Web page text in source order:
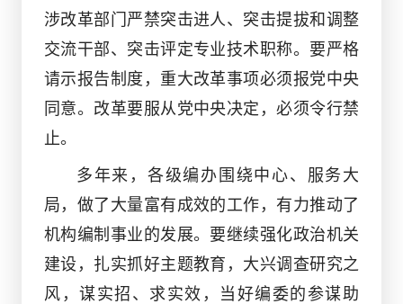
涉改革部门严禁突击进人、突击提拔和调整
交流干部、突击评定专业技术职称。要严格
请示报告制度，重大改革事项必须报党中央
同意。改革要服从党中央决定，必须令行禁
止。
多年来，各级编办围绕中心、服务大
局，做了大量富有成效的工作，有力推动了
机构编制事业的发展。要继续强化政治机关
建设，扎实抓好主题教育，大兴调查研究之
风，谋实招、求实效，当好编委的参谋助